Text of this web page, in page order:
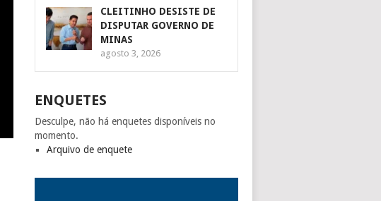
CLEITINHO DESISTE DE
DISPUTAR GOVERNO DE
MINAS
agosto 3, 2026
ENQUETES
Desculpe, não há enquetes disponíveis no
momento.
Arquivo de enquete